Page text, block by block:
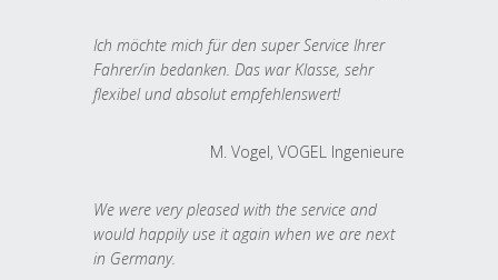
Ich möchte mich für den super Service Ihrer
Fahrer/in bedanken. Das war Klasse, sehr
flexibel und absolut empfehlenswert!
M. Vogel, VOGEL Ingenieure
We were very pleased with the service and
would happily use it again when we are next
in Germany.